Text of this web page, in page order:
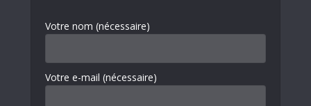
Votre nom (nécessaire)
Votre e-mail (nécessaire)